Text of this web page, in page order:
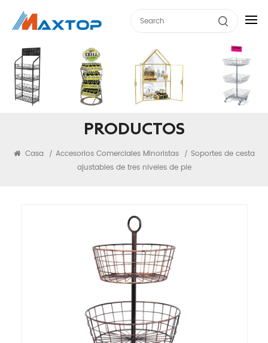
PRODUCTOS
Casa / Accesorios Comerciales Minoristas / Soportes de cesta
ajustables de tres niveles de pie